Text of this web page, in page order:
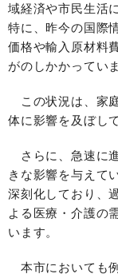
域経済や市民生活
特に、昨今の国際
価格や輸入原材料
がのしかかってい
この状況は、家
体に影響を及ぼし
さらに、急速に
きな影響を与えて
深刻化しており、
よる医療・介護の
います。
本市においても